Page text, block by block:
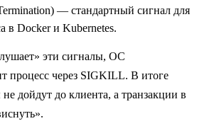
— стандартный сигнал для
в Docker и Kubernetes.
эти сигналы, ОС
процесс через SIGKILL. В итоге
дойдут до клиента, а транзакции в